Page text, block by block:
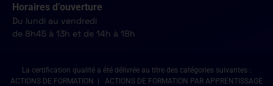
Horaires d’ouverture
Du lundi au vendredi
de 8h45 à 13h et de 14h à 18h
La certification qualité a été délivrée au titre des catégories suivantes :
ACTIONS DE FORMATION | ACTIONS DE FORMATION PAR APPRENTISSAGE